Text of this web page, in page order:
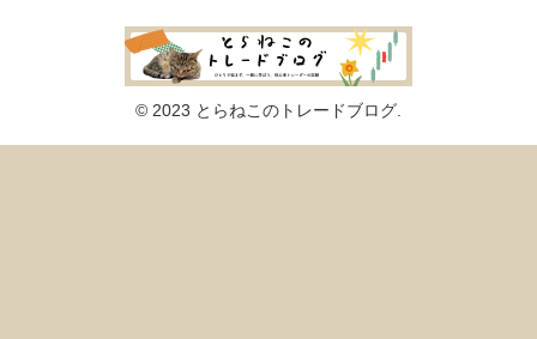
© 2023 とらねこのトレードブログ.